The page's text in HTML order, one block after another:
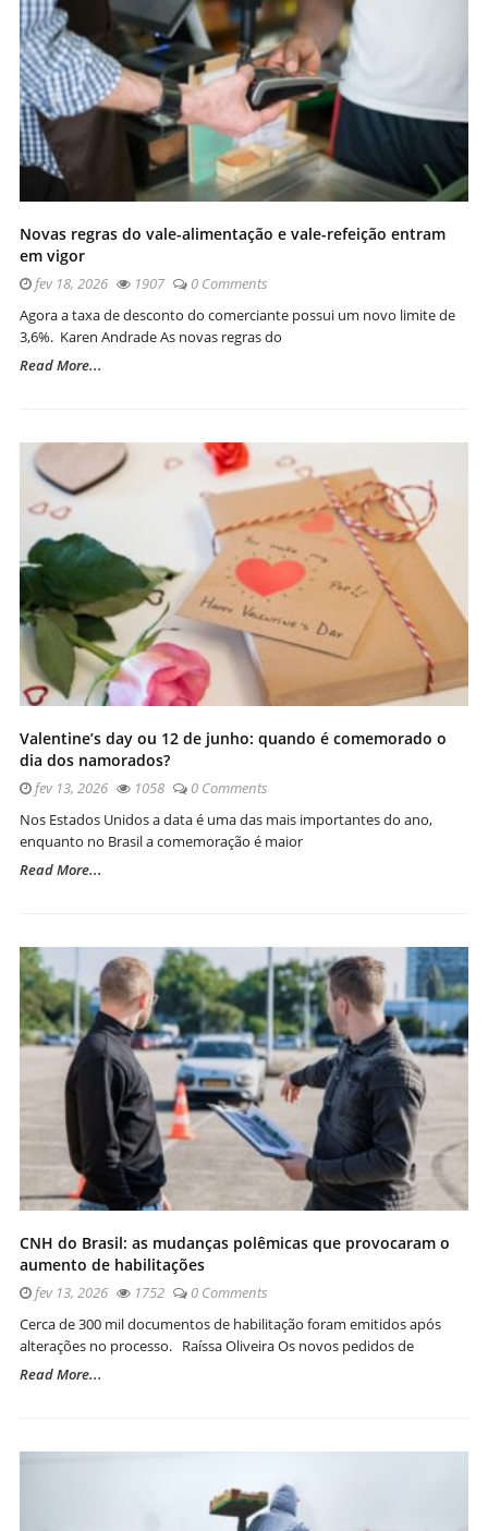
Novas regras do vale-alimentação e vale-refeição entram
em vigor
fev 18, 2026 1907
0 Comments
Agora a taxa de desconto do comerciante possui um novo limite de
3,6%. Karen Andrade As novas regras do
Read More...
Valentine’s day ou 12 de junho: quando é comemorado o
dia dos namorados?
fev 13, 2026 1058
0 Comments
Nos Estados Unidos a data é uma das mais importantes do ano,
enquanto no Brasil a comemoração é maior
Read More...
CNH do Brasil: as mudanças polêmicas que provocaram o
aumento de habilitações
fev 13, 2026 1752
0 Comments
Cerca de 300 mil documentos de habilitação foram emitidos após
alterações no processo. Raíssa Oliveira Os novos pedidos de
Read More...